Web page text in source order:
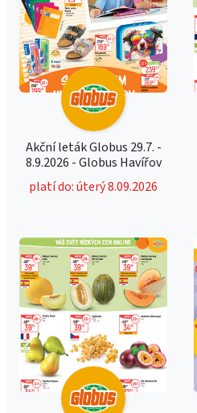
Akční leták Globus 29.7. -
8.9.2026 - Globus Havířov
platí do: úterý 8.09.2026